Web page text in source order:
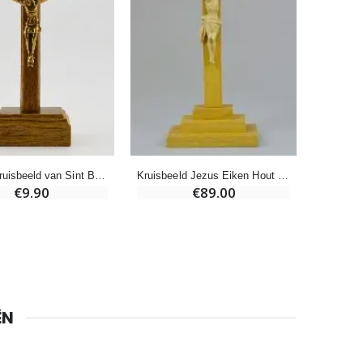
€9.90
Houten Kruisbeeld van Sint Benedictus op Voet - 9cm
€9.90
Kruisbeeld Jezus Eiken Hout op Voet - 26 cm
€89.00